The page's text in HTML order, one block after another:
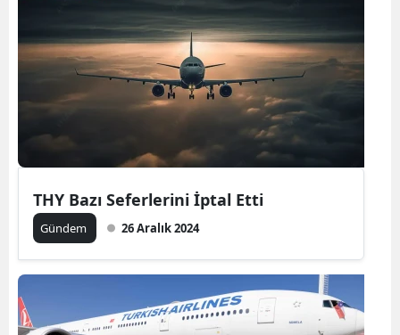
THY Bazı Seferlerini İptal Etti
Gündem 26 Aralık 2024